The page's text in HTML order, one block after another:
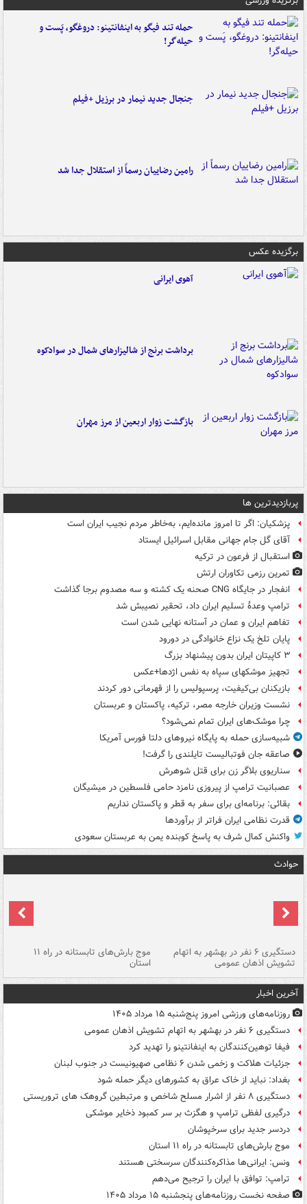
حمله تند فیگو به اینفانتینو: دروغگو، پَست‌ و
حیله‌گر!
جنجال جدید نیمار در برزیل +فیلم
رامین رضاییان رسماً از استقلال جدا شد
برگزیده عکس
آهوی ایرانی
برداشت برنج از شالیزارهای شمال در سوادکوه
بازگشت زوار اربعین از مرز مهران
پربازدیدترین ها
پزشکیان: اگر تا امروز مانده‌ایم، به‌خاطر مردم نجیب ایران است
آقای گل جام جهانی مقابل اسرائیل ایستاد
استقبال از فرعون در ترکیه
تمرین رزمی تکاوران ارتش
انفجار در جایگاه CNG صحنه یک کشته و سه مصدوم برجا گذاشت
ترامپ وعدۀ تسلیم ایران داد، تحقیر نصیبش شد
تفاهم ایران و عمان در آستانه نهایی شدن است
پایان تلخ یک نزاع خانوادگی در دورود
۳ کاپیتان ایران بدون پیشنهاد بزرگ
تجهیز موشکهای سپاه به نفس اژدها+عکس
بازیکنان بی‌کیفیت، پرسپولیس را از قهرمانی دور کردند
نشست وزیران خارجه مصر، ترکیه، پاکستان و عربستان
چرا موشک‌های ایران تمام نمی‌شود؟
شبیه‌سازی حمله به پایگاه نیروهای دلتا فورس آمریکا
صاعقه جان فوتبالیست تایلندی را گرفت!
سناریوی بلاگر زن برای قتل شوهرش
عصبانیت ترامپ از پیروزی نامزد حامی فلسطین در میشیگان
بقائی: برنامه‌ای برای سفر به قطر و پاکستان نداریم
قدرت نظامی ایران فراتر از برآوردها
واکنش کمال شرف به پاسخ کوبنده یمن به عربستان سعودی
حوادث
دستگیری ۶ نفر در بهشهر به اتهام
تشویش اذهان عمومی
موج بارش‌های تابستانه در راه ۱۱
استان
آخرین اخبار
روزنامه‌های ورزشی امروز پنج‌شنبه ۱۵ مرداد ۱۴۰۵
دستگیری ۶ نفر در بهشهر به اتهام تشویش اذهان عمومی
فیفا توهین‌کنندگان به اینفانتینو را تهدید کرد
جزئیات هلاکت و زخمی شدن ۶ نظامی صهیونیست در جنوب لبنان
بغداد: نباید از خاک عراق به کشورهای دیگر حمله شود
دستگیری ۸ نفر از اشرار مسلح شاخص و مرتبطین گروهک های تروریستی
درگیری لفظی ترامپ و هگزث بر سر کمبود ذخایر موشکی
دردسر جدید برای سرخپوشان
موج بارش‌های تابستانه در راه ۱۱ استان
ونس: ایرانی‌ها مذاکره‌کنندگان سرسختی هستند
ترامپ: توافق با ایران را ترجیح می‌دهم
صفحه نخست روزنامه‌های پنجشنبه ۱۵ مرداد ۱۴۰۵